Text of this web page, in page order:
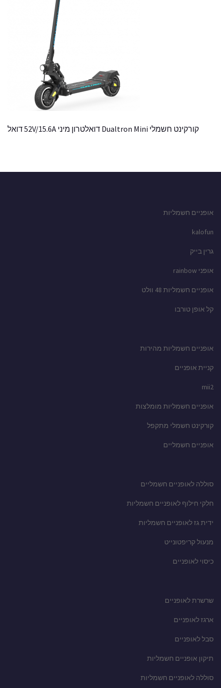
קורקינט חשמלי Dualtron Mini דואלטרון מיני 52V/15.6A דואל
אופניים חשמליות
kalofun
גרין בייק
אופני rainbow
אופניים חשמליות 48 וולט
קל אופן טורבו
אופניים חשמליות מהירות
קניית אופניים
mii2
אופניים חשמליות מומלצות
קורקינט חשמלי מתקפל
אופניים חשמליים
סוללה לאופניים חשמליים
חלקי חילוף לאופניים חשמליות
ידית גז לאופניים חשמליות
מנעול קריפטונייט
כיסוי לאופניים
שרשרת לאופניים
ארגז לאופניים
סבל לאופניים
תיקון אופניים חשמליות
סוללה לאופניים חשמליות